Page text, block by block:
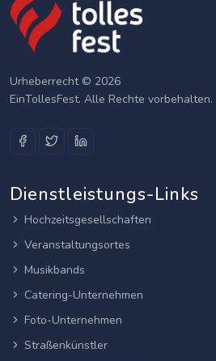
Urheberrecht © 2026
EinTollesFest. Alle Rechte vorbehalten.
Dienstleistungs-Links
Hochzeitsgesellschaften
Veranstaltungsortes
Musikbands
Catering-Unternehmen
Foto-Unternehmen
Straßenkünstler